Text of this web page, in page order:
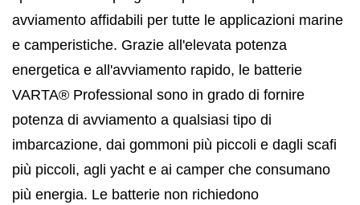
avviamento affidabili per tutte le applicazioni marine
e camperistiche. Grazie all'elevata potenza
energetica e all'avviamento rapido, le batterie
VARTA® Professional sono in grado di fornire
potenza di avviamento a qualsiasi tipo di
imbarcazione, dai gommoni più piccoli e dagli scafi
più piccoli, agli yacht e ai camper che consumano
più energia. Le batterie non richiedono